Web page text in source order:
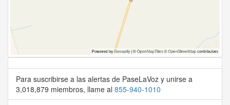
Para suscribirse a las alertas de PaseLaVoz y unirse a
3,018,879 miembros, llame al 855-940-1010